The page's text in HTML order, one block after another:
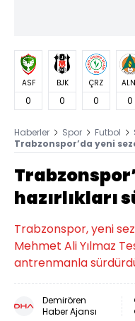
ASF
0
BJK
0
ÇRZ
0 0
Haberler Spor Futbol
Trabzonspor’da yeni
hazırlıkları
Trabzonspor, yeni
Mehmet Ali Yılmaz
antrenmanla
Demirören
Haber Ajansı